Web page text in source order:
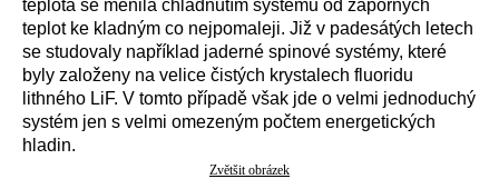
teplota se měnila chladnutím systému od záporných
teplot ke kladným co nejpomaleji. Již v padesátých letech
se studovaly například jaderné spinové systémy, které
byly založeny na velice čistých krystalech fluoridu
lithného LiF. V tomto případě však jde o velmi jednoduchý
systém jen s velmi omezeným počtem energetických
hladin.
Zvětšit obrázek